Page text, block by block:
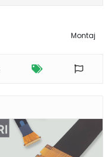
Montaj